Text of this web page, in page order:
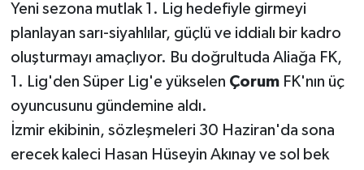
Yeni sezona mutlak 1. Lig hedefiyle girmeyi
planlayan sarı-siyahlılar, güçlü ve iddialı bir kadro
oluşturmayı amaçlıyor. Bu doğrultuda Aliağa FK,
1. Lig'den Süper Lig'e yükselen ÇorumFK'nın üç
oyuncusunu gündemine aldı.
İzmir ekibinin, sözleşmeleri 30 Haziran'da sona
erecek kaleci Hasan Hüseyin Akınay ve sol bek